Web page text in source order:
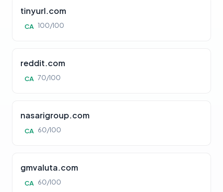
tinyurl.com
CA 100/100
reddit.com
CA 70/100
nasarigroup.com
CA 60/100
gmvaluta.com
CA 60/100